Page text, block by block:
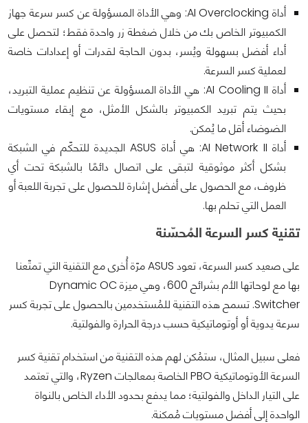
أداة AI Overclocking: وهي الأداة المسؤولة عن كسر سرعة جهاز
الكمبيوتر الخاص بك من خلال ضغطة زر واحدة فقط؛ لتحصل على
أداء أفضل بسهولة ويُسر، بدون الحاجة لقدرات أو إعدادات خاصة
لعملية كسر السرعة.
أداة AI Cooling II: هي الأداة المسؤولة عن تنظيم عملية التبريد،
بحيث يتم تبريد الكمبيوتر بالشكل الأمثل، مع إبقاء مستويات
الضوضاء أقل ما يُمكن.
أداة AI Network II: هي أداة ASUS الجديدة للتحكّم في الشبكة
بشكل أكثر موثوقية لتبقى على اتصال دائمًا بالشبكة تحت أي
ظروف، مع الحصول على أفضل إشارة للحصول على تجربة اللعبة أو
العمل التي تحلم بها.
تقنية كسر السرعة المُحسّنة
على صعيد كسر السرعة، تعود ASUS مرّة أُخرى مع التقنية التي تمتّعنا
بها مع لوحاتها الأم بشرائح 600، وهي ميزة Dynamic OC
Switcher. تسمح هذه التقنية للمُستخدمين بالحصول على تجربة كسر
سرعة يدوية أو أوتوماتيكية حسب درجة الحرارة والفولتية.
فعلى سبيل المثال، ستمُكن لهم هذه التقنية من استخدام تقنية كسر
السرعة الأوتوماتيكية PBO الخاصة بمعالجات Ryzen، والتي تعتمد
على التيار الداخل والفولتية؛ مما يدفع بحدود الأداء الخاص بالنواة
الواحدة إلى أفضل مستويات مُمكنة.